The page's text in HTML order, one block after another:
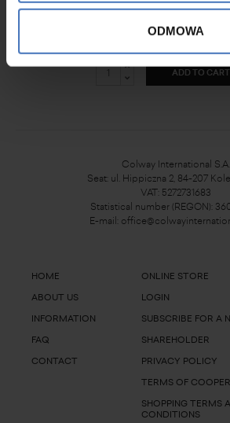
ODMOWA
ADD TO CART
Colway International S.A.
Seat: ul. Hippiczna 2, 84-207
VAT: 5272731683
Statistical number (REGON):
E-mail:
HOME
ABOUT US
INFORMATION
FAQ
CONTACT
ONLINE STORE
LOGIN
SUBSCRIBE FOR A
SHAREHOLDER
PRIVACY POLICY
TERMS OF
SHOPPING TERMS
CONDITIONS